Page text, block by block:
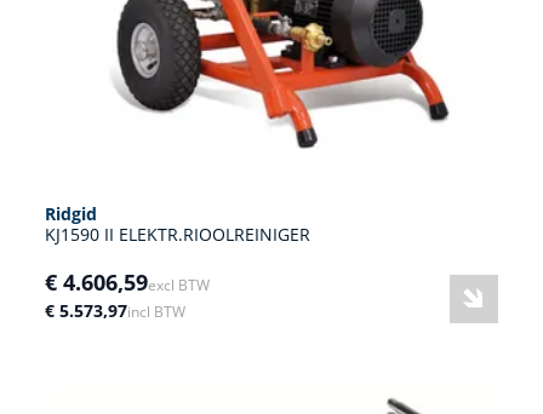
Ridgid
KJ1590 II ELEKTR.RIOOLREINIGER
€ 4.606,59excl BTW
€ 5.573,97incl BTW